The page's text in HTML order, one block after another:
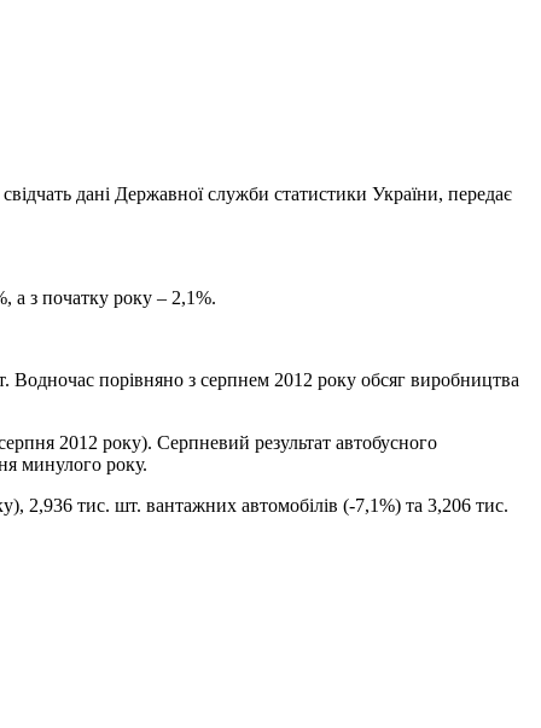
дані Державної служби статистики України, передає
а з початку року – 2,1%.
Водночас порівняно з серпнем 2012 року обсяг виробництва
2012 року). Серпневий результат автобусного
минулого року.
2,936 тис. шт. вантажних автомобілів (-7,1%) та 3,206 тис.